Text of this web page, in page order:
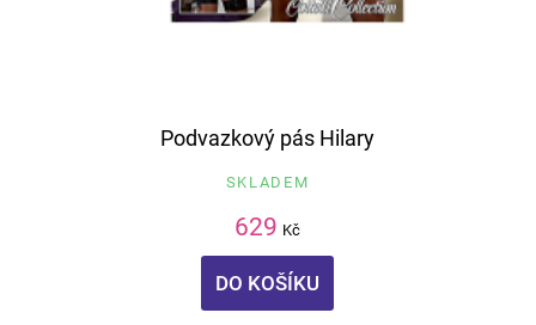
Podvazkový pás Hilary
SKLADEM
629 Kč
DO KOŠÍKU